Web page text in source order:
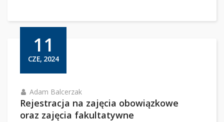
11
CZE, 2024
Adam Balcerzak
Rejestracja na zajęcia obowiązkowe
oraz zajęcia fakultatywne